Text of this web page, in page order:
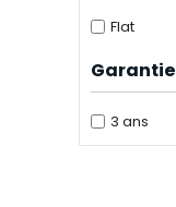
Flat
Garantie
3 ans